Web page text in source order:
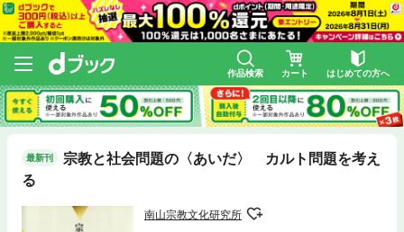
作品検索 カート はじめての方へ
最新刊
宗教と社会問題の〈あいだ〉 カルト問題を考え
る
南山宗教文化研究所